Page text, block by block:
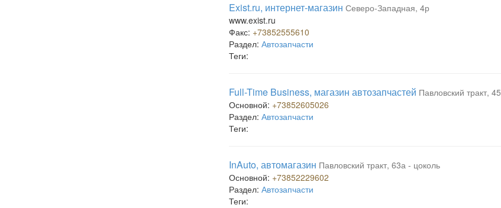
Exist.ru, интернет-магазин Северо-Западная, 4р
www.exist.ru
Факс: +73852555610
Раздел: Автозапчасти
Теги:
Full-Time Business, магазин автозапчастей Павловский тракт, 45
Основной: +73852605026
Раздел: Автозапчасти
Теги:
InAuto, автомагазин Павловский тракт, 63а - цоколь
Основной: +73852229602
Раздел: Автозапчасти
Теги: